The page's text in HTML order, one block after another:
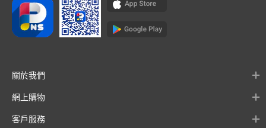
關於我們
網上購物
客戶服務